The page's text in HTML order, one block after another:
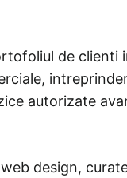
de clienti
autorizate
design,